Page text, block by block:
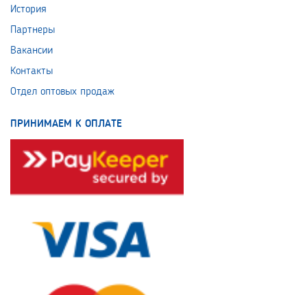
История
Партнеры
Вакансии
Контакты
Отдел оптовых продаж
ПРИНИМАЕМ К ОПЛАТЕ